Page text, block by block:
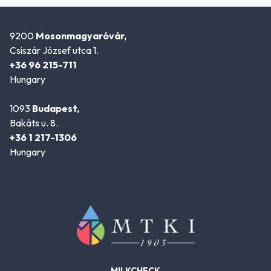
9200 Mosonmagyaróvár,
Csiszár József utca 1.
+36 96 215-711
Hungary
1093 Budapest,
Bakáts u. 8.
+36 1 217-1306
Hungary